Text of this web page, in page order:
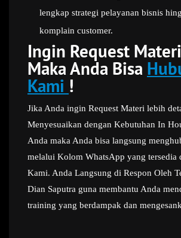
lengkap strategi pelayanan bisnis
komplain customer.
Ingin Request
Maka Anda Bisa
Kami !
Jika Anda ingin Request Materi lebih
Menyesuaikan dengan Kebutuhan In
Anda maka Anda bisa langsung
melalui Kolom WhatsApp yang tersedia
Kami. Anda Langsung di Respon Oleh
Dian Saputra guna membantu Anda
training yang berdampak dan